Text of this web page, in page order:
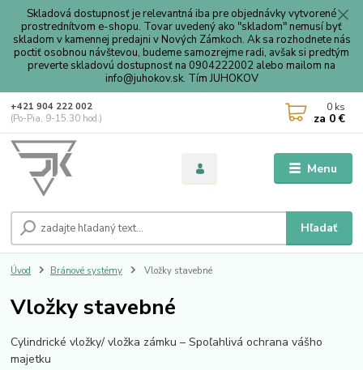
Skladová dostupnosť je relevantná iba pre objednávky vytvorené
prostrednítvom e-shopu. Tovar uvedený ako "skladom" nemusí byť
skladom v kamennej predajni v Nových Zámkoch. Ak sa rozhodnete nás
poctiť osobnou návštevou, budeme samozrejme radi, avšak si predtým
preverte skladovú dostupnosť na 0904222002 alebo mailom na
info@juhokov.sk. Tím JUHOKOV
Menu
Hľadať
+421 904 222 002
(Po-Pia, 9-15.30 hod.)
0 ks
za 0 €
Úvod Bránové systémy Vložky stavebné
Vložky stavebné
Cylindrické vložky/ vložka zámku – Spoľahlivá ochrana vášho
majetku